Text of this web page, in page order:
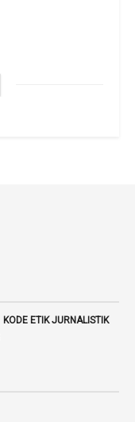
KODE ETIK JURNALISTIK